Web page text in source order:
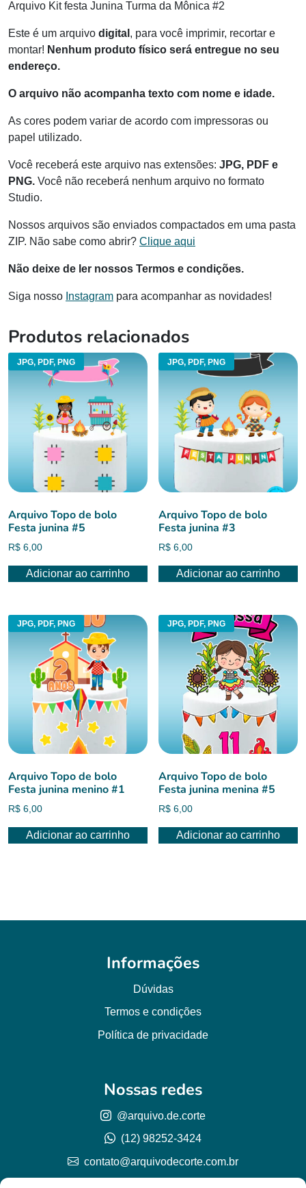
Arquivo Kit festa Junina Turma da Mônica #2
Este é um arquivo digital , para você imprimir, recortar e
montar! Nenhum produto físico será entregue no seu
endereço.
O arquivo não acompanha texto com nome e idade.
As cores podem variar de acordo com impressoras ou
papel utilizado.
Você receberá este arquivo nas extensões: JPG, PDF e
PNG. Você não receberá nenhum arquivo no formato
Studio.
Nossos arquivos são enviados compactados em uma pasta
ZIP. Não sabe como abrir? Clique aqui
Não deixe de ler nossos Termos e condições.
Siga nosso Instagram para acompanhar as novidades!
Produtos relacionados
JPG, PDF, PNG
Arquivo Topo de bolo
Festa junina #5
R$ 6,00
Adicionar ao carrinho
JPG, PDF, PNG
Arquivo Topo de bolo
Festa junina #3
R$ 6,00
Adicionar ao carrinho
JPG, PDF, PNG
Arquivo Topo de bolo
Festa junina menino #1
R$ 6,00
Adicionar ao carrinho
JPG, PDF, PNG
Arquivo Topo de bolo
Festa junina menina #5
R$ 6,00
Adicionar ao carrinho
Informações
Dúvidas
Termos e condições
Política de privacidade
Nossas redes
@arquivo.de.corte
(12) 98252-3424
contato@arquivodecorte.com.br